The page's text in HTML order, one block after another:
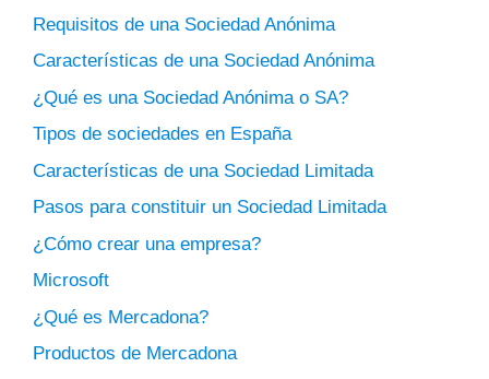
Requisitos de una Sociedad Anónima
Características de una Sociedad Anónima
¿Qué es una Sociedad Anónima o SA?
Tipos de sociedades en España
Características de una Sociedad Limitada
Pasos para constituir un Sociedad Limitada
¿Cómo crear una empresa?
Microsoft
¿Qué es Mercadona?
Productos de Mercadona